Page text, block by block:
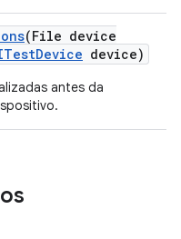
(File device
Device device)
antes da